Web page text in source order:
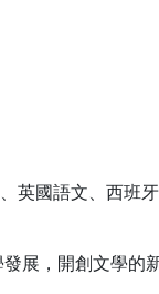
英國語文、西班
展，開創文學的新